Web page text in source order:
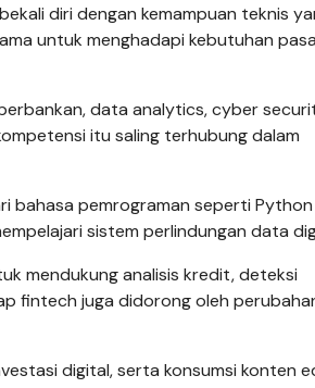
diri dengan kemampuan teknis
untuk menghadapi kebutuhan
data analytics, cyber
itu saling terhubung dalam
bahasa pemrograman seperti
sistem perlindungan data
mendukung analisis kredit, deteksi
fintech juga didorong oleh
digital, serta konsumsi konten